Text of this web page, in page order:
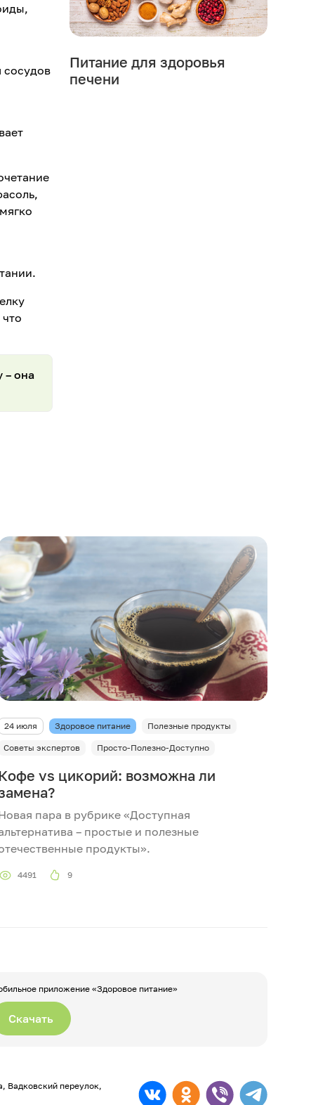
сосудов
– она
Питание для здоровья
печени
24 июля Здоровое питание Полезные продукты
Советы экспертов Просто-Полезно-Доступно
vs цикорий: возможна ли
пара в рубрике «Доступная
– простые и полезные
продукты».
4491 9
приложение «Здоровое питание»
Скачать
Вадковский переулок,